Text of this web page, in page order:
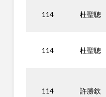
114 杜聖聰
114 杜聖聰
114 許勝欽